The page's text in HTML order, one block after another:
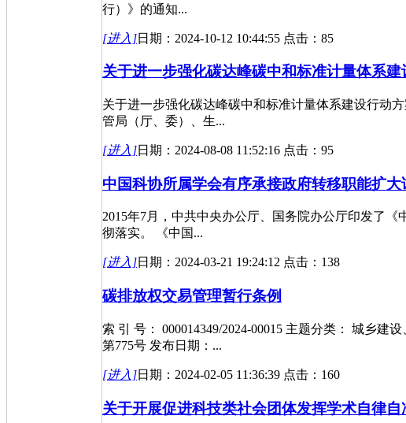
行）》的通知...
[进入]日期：2024-10-12 10:44:55 点击：85
关于进一步强化碳达峰碳中和标准计量体系
关于进一步强化碳达峰碳中和标准计量体系建设行动
管局（厅、委）、生...
[进入]日期：2024-08-08 11:52:16 点击：95
中国科协所属学会有序承接政府转移职能扩
2015年7月，中共中央办公厅、国务院办公厅印发了
彻落实。 《中国...
[进入]日期：2024-03-21 19:24:12 点击：138
碳排放权交易管理暂行条例
索 引 号： 000014349/2024-00015 主题分类： 城乡
第775号 发布日期：...
[进入]日期：2024-02-05 11:36:39 点击：160
关于开展促进科技类社会团体发挥学术自律